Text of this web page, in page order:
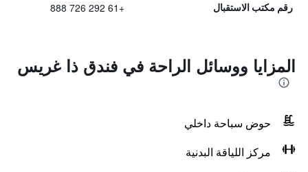
رقم مكتب الاستقبال +61 292 726 888
المزايا ووسائل الراحة في فندق ذا غريس
حوض سباحة داخلي
مركز اللياقة البدنية